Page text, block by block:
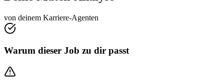
von deinem Karriere-Agenten
Warum dieser Job zu dir passt